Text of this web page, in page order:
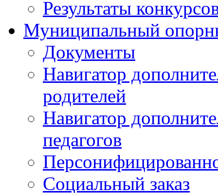
Результаты
Муниципальный
Документы
Навигатор
родителей
Навигатор
педагогов
Социальный заказ